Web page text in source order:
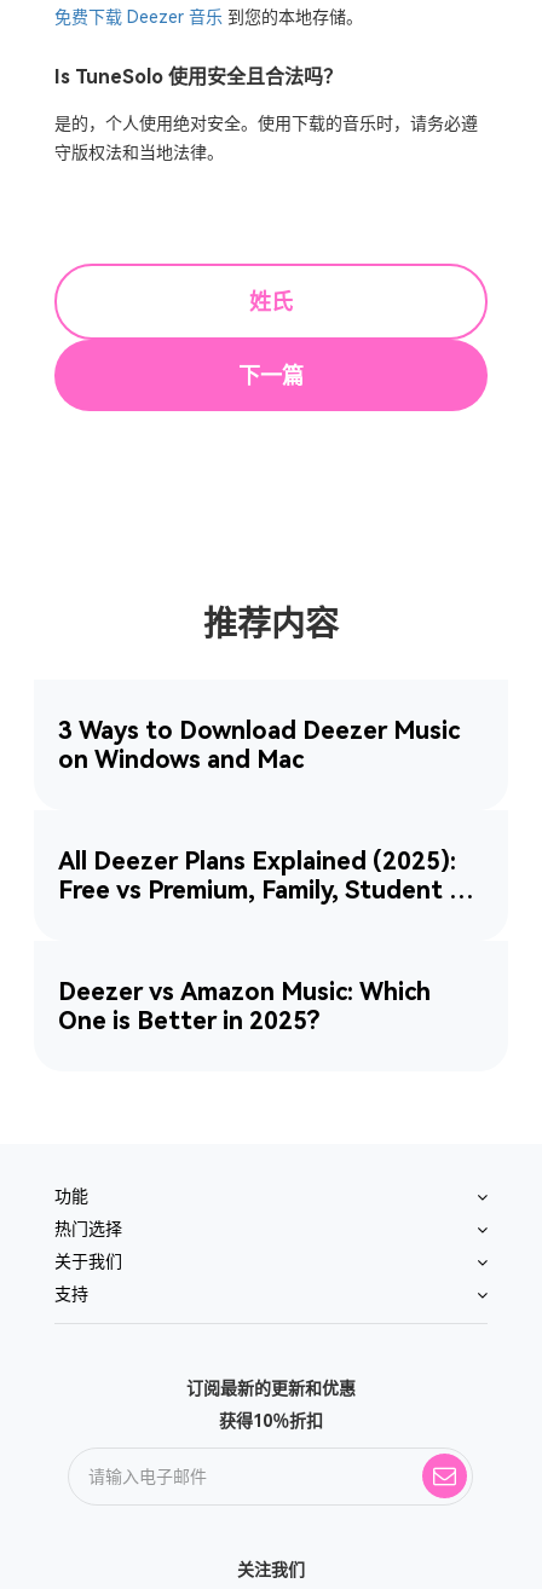
免费下载 Deezer 音乐 到您的本地存储。
Is TuneSolo 使用安全且合法吗？
是的，个人使用绝对安全。使用下载的音乐时，请务必遵
守版权法和当地法律。
姓氏
下一篇
推荐内容
3 Ways to Download Deezer Music
on Windows and Mac
All Deezer Plans Explained (2025):
Free vs Premium, Family, Student &
Deezer vs Amazon Music: Which
One is Better in 2025?
功能
热门选择
关于我们
支持
订阅最新的更新和优惠
获得10％折扣
关注我们